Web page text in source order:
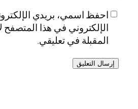
احفظ اسمي، بريدي
الإلكتروني في هذا المتصفح
المقبلة في تعليقي.